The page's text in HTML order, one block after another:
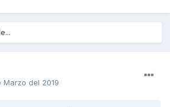
Marzo del 2019